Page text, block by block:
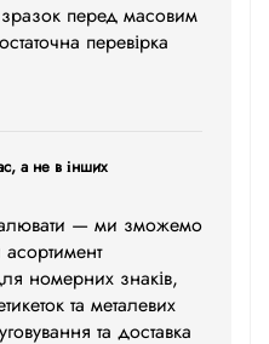
перед масовим
перевірка
а не в інших
— ми зможемо
номерних знаків,
та металевих
та доставка